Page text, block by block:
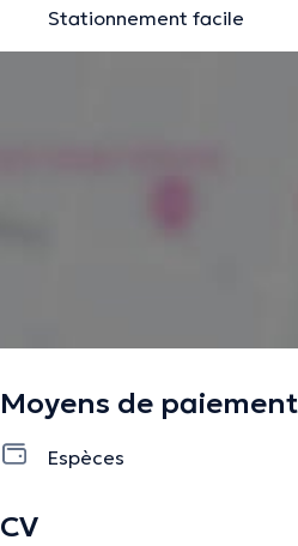
Stationnement facile
Moyens de paiement
Espèces
CV